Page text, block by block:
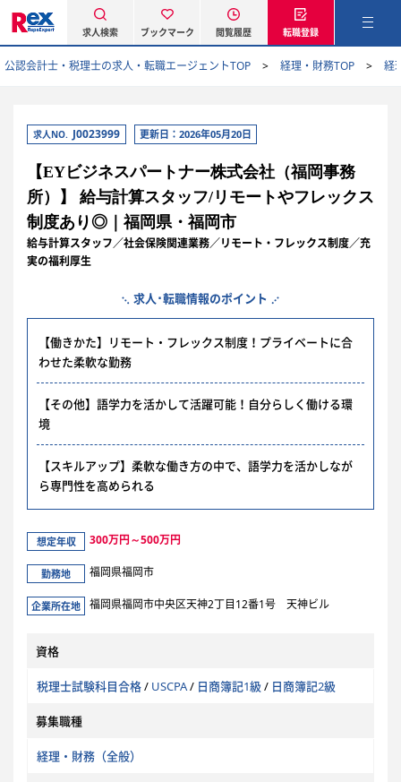
求人検索 ブックマーク 閲覧履歴 転職登録
公認会計士・税理士の求人・転職エージェントTOP 経理・財務TOP 経
求人NO. J0023999 更新日：2026年05月20日
【EYビジネスパートナー株式会社（福岡事務
所）】 給与計算スタッフ/リモートやフレックス
制度あり◎｜福岡県・福岡市
給与計算スタッフ／社会保険関連業務／リモート・フレックス制度／充
実の福利厚生
求人･転職情報のポイント
【働きかた】リモート・フレックス制度！プライベートに合
わせた柔軟な勤務
【その他】語学力を活かして活躍可能！自分らしく働ける環
境
【スキルアップ】柔軟な働き方の中で、語学力を活かしなが
ら専門性を高められる
想定年収 300万円～500万円
勤務地 福岡県福岡市
企業所在地 福岡県福岡市中央区天神2丁目12番1号 天神ビル
資格
税理士試験科目合格/ USCPA/ 日商簿記1級 / 日商簿記2級
募集職種
経理・財務（全般）